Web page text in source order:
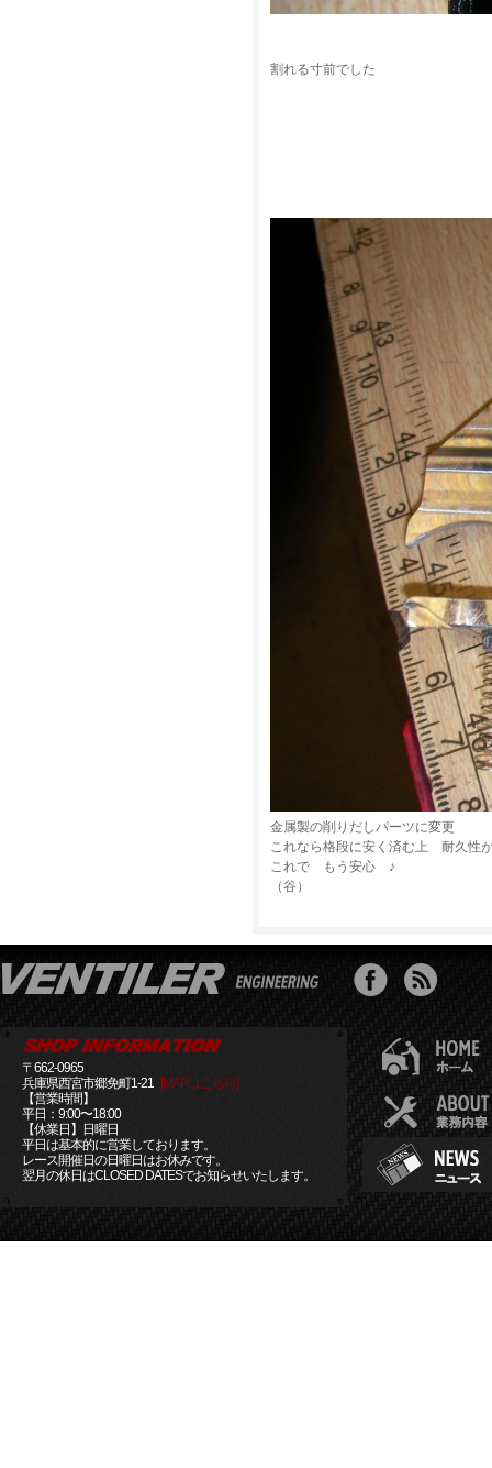
割れる寸前でした
金属製の削りだしパーツに変更
これなら格段に安く済む上 耐久性
これで もう安心 ♪
（谷）
〒662-0965
兵庫県西宮市郷免町1-21 [MAPはこちら]
【営業時間】
平日：9:00〜18:00
【休業日】日曜日
平日は基本的に営業しております。
レース開催日の日曜日はお休みです。
翌月の休日はCLOSED DATESでお知らせいたします。